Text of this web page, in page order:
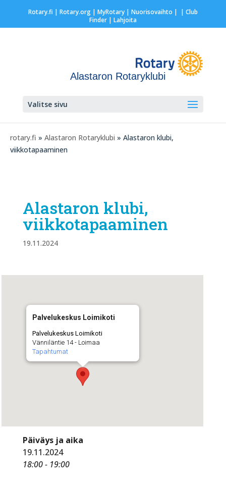
Rotary.fi | Rotary.org| MyRotary | Nuorisovaihto | | Club
Finder| Lahjoita
Alastaron Rotaryklubi
Valitse sivu
rotary.fi » Alastaron Rotaryklubi » Alastaron klubi,
viikkotapaaminen
Alastaron klubi,
viikkotapaaminen
19.11.2024
Palvelukeskus Loimikoti
Palvelukeskus Loimikoti
Vänniläntie 14 - Loimaa
Tapahtumat
Päiväys ja aika
19.11.2024
18:00 - 19:00